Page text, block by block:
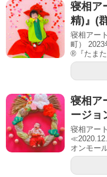
寝相ア
精)』(
寝相アー
町） 2023
®︎『たま
寝相ア
ージョ
寝相アー
オンモー